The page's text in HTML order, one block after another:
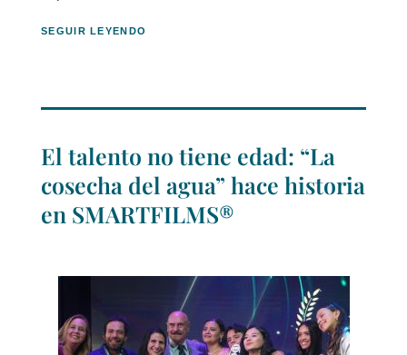
SEGUIR LEYENDO
El talento no tiene edad: “La
cosecha del agua” hace historia
en SMARTFILMS®